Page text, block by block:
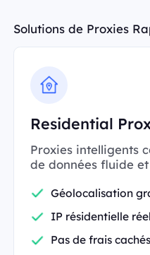
Solutions de Proxies
Residential
Proxies intelligents
de données fluide
Géolocalisation
IP résidentielle
Pas de frais cachés